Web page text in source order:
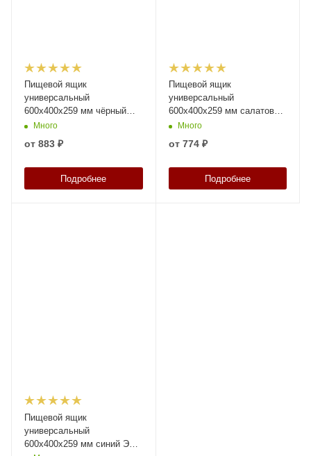
Пищевой ящик
универсальный
600х400х259 мм чёрный
ЭКО со сплошными
стенками и дном
Много
от 883 ₽
Подробнее
Пищевой ящик
универсальный
600х400х259 мм салатовый
ЭКО с перфорированными
стенками и дном
Много
от 774 ₽
Подробнее
Пищевой ящик
универсальный
600х400х259 мм синий ЭКО